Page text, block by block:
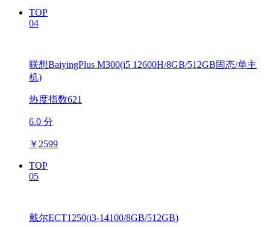
TOP
04
联想BaiyingPlus M300(i5 12600H/8GB/512GB固态/单主
机)
热度指数621
6.0 分
￥ 2599
TOP
05
戴尔ECT1250(i3-14100/8GB/512GB)